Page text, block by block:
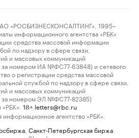
«РОСБИЗНЕСКОНСАЛТИНГ», 1995–
информационного агентства «РБК»
средства массовой информации
по надзору в сфере связи,
и массовых коммуникаций
за номером ИА №ФС77-63848) и сетевого
о регистрации средства массовой
службой по надзору в сфере связи,
и массовых коммуникаций
за номером ЭЛ №ФС77-82385)
18+ letters@rbc.ru
информационное агентство «РБК».
Санкт-Петербургская биржа